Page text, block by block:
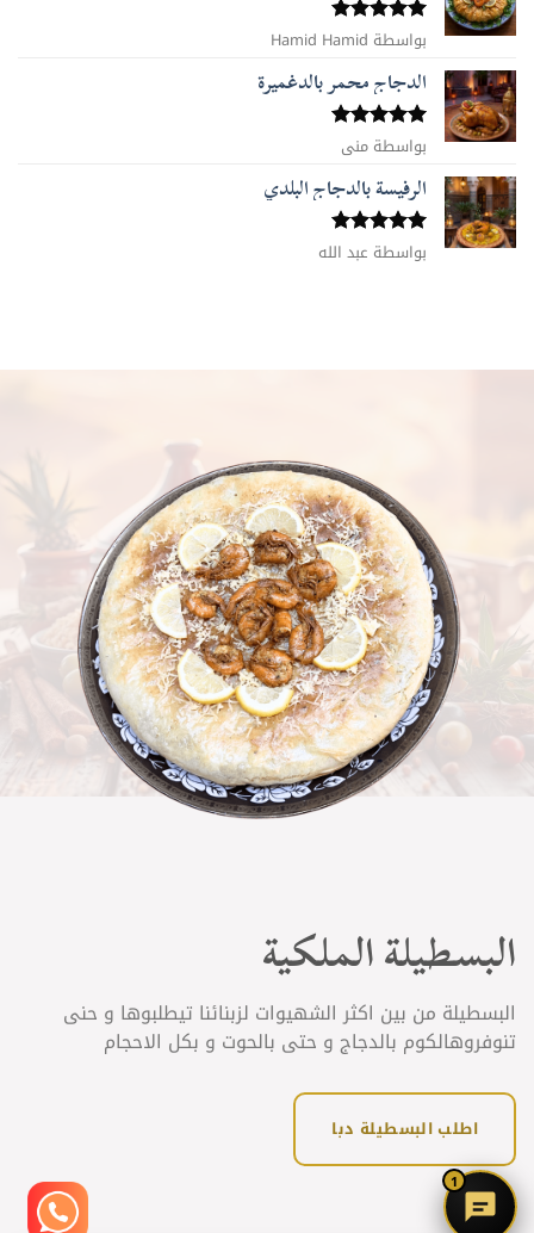
تم التقييم
5من 5
بواسطة Hamid Hamid
الدجاج محمر بالدغميرة
تم التقييم
5من 5
بواسطة منى
الرفيسة بالدجاج البلدي
تم التقييم
5من 5
بواسطة عبد الله
البسطيلة الملكية
البسطيلة من بين اكثر الشهيوات لزبنائنا تيطلبوها و حنى
تنوفروهالكوم بالدجاج و حتى بالحوت و بكل الاحجام
اطلب البسطيلة دبا
1